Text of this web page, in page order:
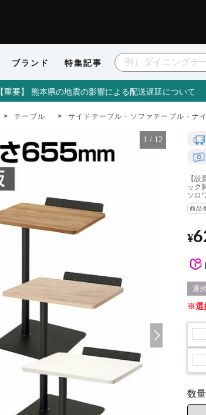
ブランド 特集記事
【重要】 熊本県の地震の影響による配送遅延について
テーブル サイドテーブル・ソファテーブル・ナ
1 / 12
【設
ック
ソロ
商品
¥
選